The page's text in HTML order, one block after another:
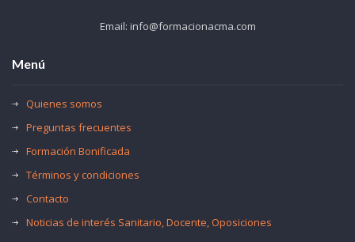
Email: info@formacionacma.com
Menú
Quienes somos
Preguntas frecuentes
Formación Bonificada
Términos y condiciones
Contacto
Noticias de interés Sanitario, Docente, Oposiciones